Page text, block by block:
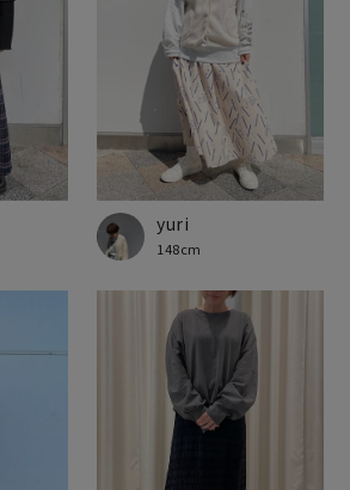
yuri
148cm